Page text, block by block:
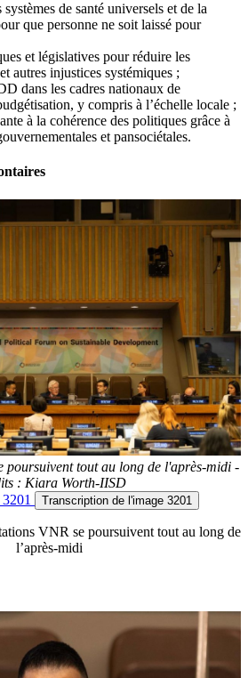
de santé universels et de la
que personne ne soit laissé pour
et législatives pour réduire les
autres injustices systémiques ;
dans les cadres nationaux de
y compris à l’échelle locale ;
à la cohérence des politiques grâce à
et pansociétales.
poursuivent tout au long de l'après-midi -
: Kiara Worth-IISD
Transcription de l'image 3201
VNR se poursuivent tout au long de
l’après-midi